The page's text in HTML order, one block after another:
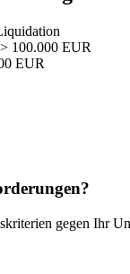
100.000 EUR
EUR
gegen Ihr